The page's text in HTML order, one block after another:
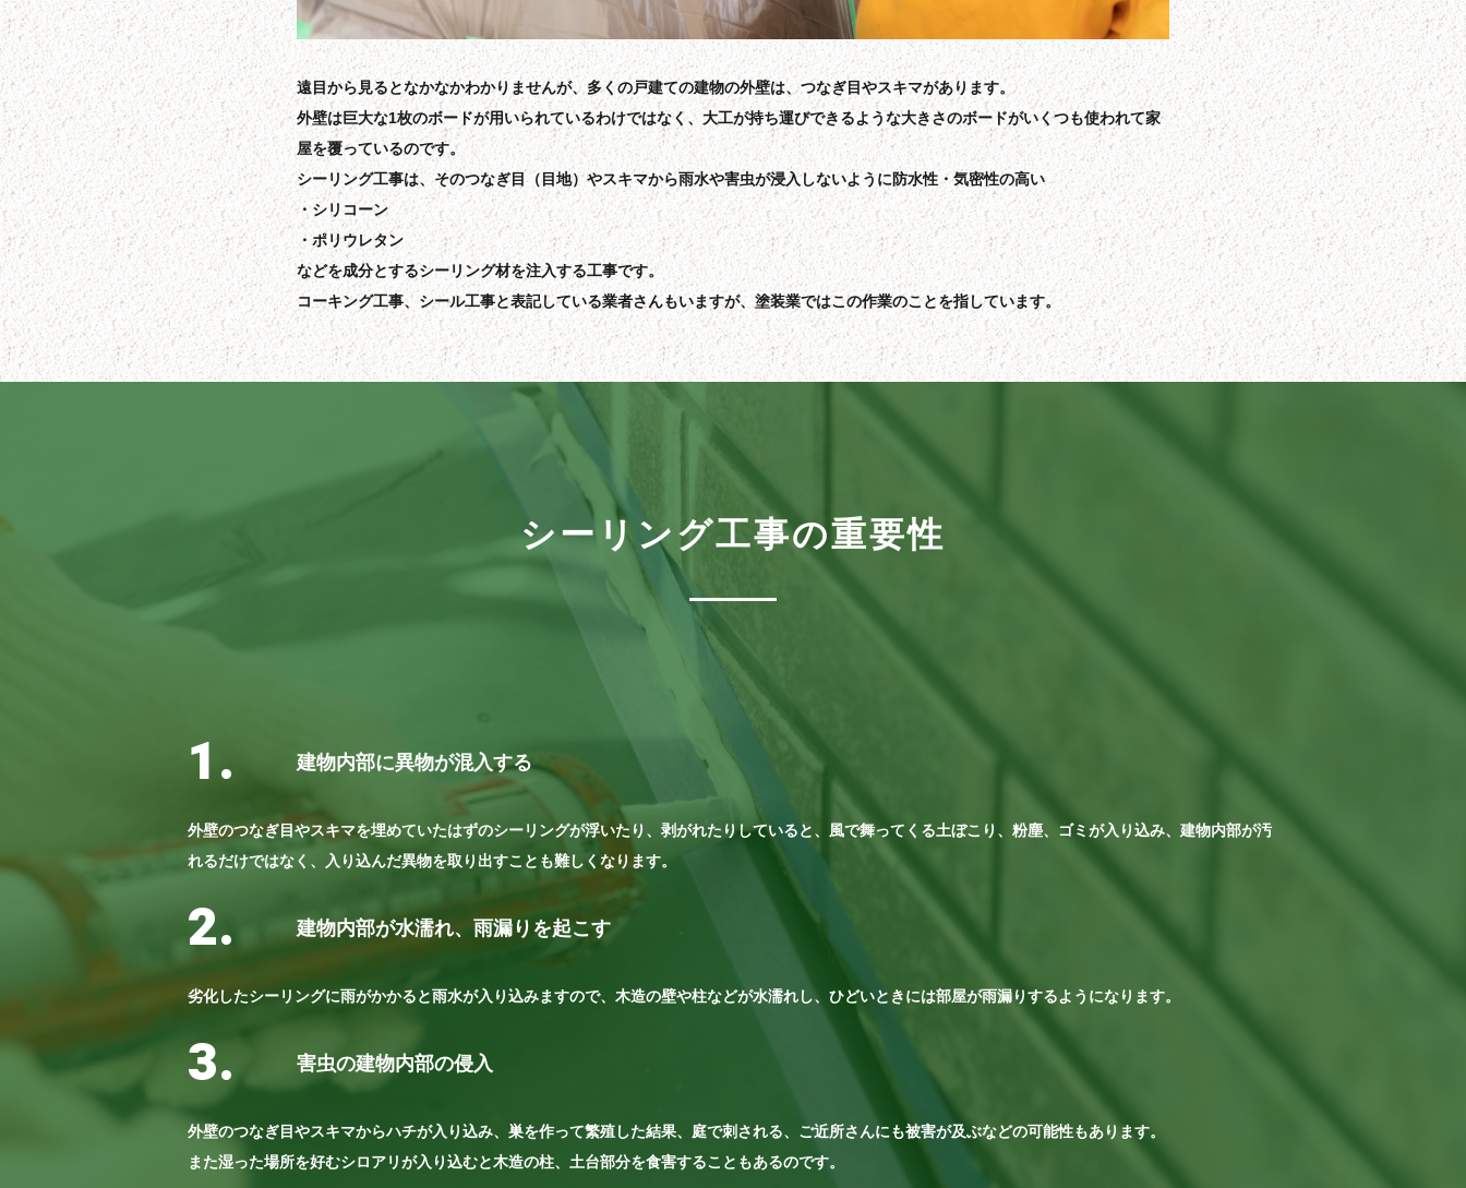
遠目から見るとなかなかわかりませんが、多くの戸建ての建物の外壁は、つなぎ目やスキマがあります。
外壁は巨大な1枚のボードが用いられているわけではなく、大工が持ち運びできるような大きさのボードがいくつも使われて家
屋を覆っているのです。
シーリング工事は、そのつなぎ目（目地）やスキマから雨水や害虫が浸入しないように防水性・気密性の高い
シリコーン
ポリウレタン
などを成分とするシーリング材を注入する工事です。
コーキング工事、シール工事と表記している業者さんもいますが、塗装業ではこの作業のことを指しています。
シーリング工事の重要性
1. 建物内部に異物が混入する
外壁のつなぎ目やスキマを埋めていたはずのシーリングが浮いたり、剥がれたりしていると、風で舞ってくる土ぼこり、粉塵、ゴミが入り込み、建物内部が汚
れるだけではなく、入り込んだ異物を取り出すことも難しくなります。
2. 建物内部が水濡れ、雨漏りを起こす
劣化したシーリングに雨がかかると雨水が入り込みますので、木造の壁や柱などが水濡れし、ひどいときには部屋が雨漏りするようになります。
3. 害虫の建物内部の侵入
外壁のつなぎ目やスキマからハチが入り込み、巣を作って繁殖した結果、庭で刺される、ご近所さんにも被害が及ぶなどの可能性もあります。
また湿った場所を好むシロアリが入り込むと木造の柱、土台部分を食害することもあるのです。